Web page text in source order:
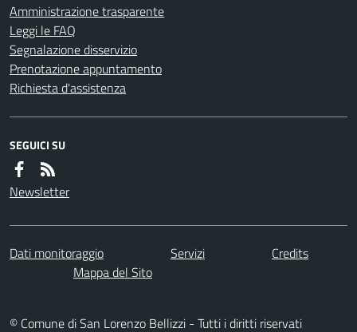
Amministrazione trasparente
Leggi le FAQ
Segnalazione disservizio
Prenotazione appuntamento
Richiesta d'assistenza
SEGUICI SU
Newsletter
Dati monitoraggio Servizi
Credits
Mappa del Sito
© Comune di San Lorenzo Bellizzi - Tutti i diritti riservati